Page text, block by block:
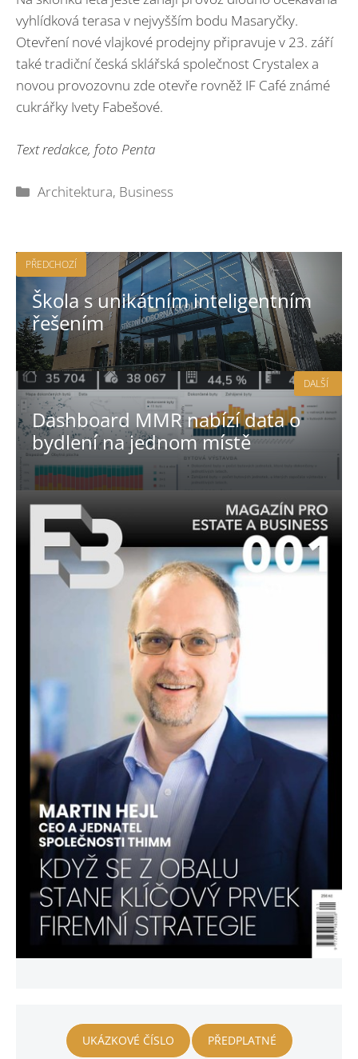
vyhlídková terasa v nejvyšším bodu Masaryčky.
Otevření nové vlajkové prodejny připravuje v 23. září
také tradiční česká sklářská společnost Crystalex a
novou provozovnu zde otevře rovněž IF Café známé
cukrářky Ivety Fabešové.
Text redakce, foto Penta
Rubriky
Architektura, Business
PŘEDCHOZÍ
Škola s unikátním inteligentním
řešením
Dashboard MMR nabízí data o
bydlení na jednom místě
DALŠÍ
UKÁZKOVÉ ČÍSLO PŘEDPLATNÉ